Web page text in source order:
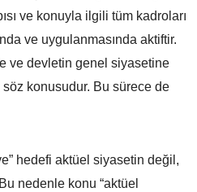
ve konuyla ilgili tüm kadroları
ve uygulanmasında aktiftir.
ve devletin genel siyasetine
söz konusudur. Bu sürece de
hedefi aktüel siyasetin değil,
nedenle konu “aktüel